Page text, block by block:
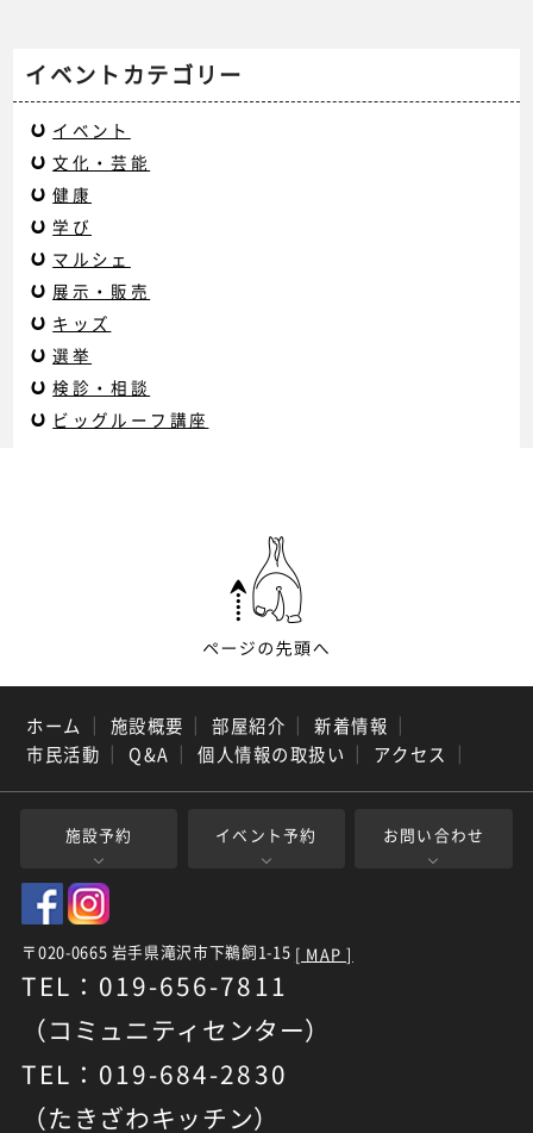
イベントカテゴリー
イベント
文化・芸能
健康
学び
マルシェ
展示・販売
キッズ
選挙
検診・相談
ビッグルーフ講座
ホーム ｜ 施設概要 ｜ 部屋紹介 ｜ 新着情報 ｜
市民活動 ｜ Q&A ｜ 個人情報の取扱い ｜ アクセス ｜
施設予約 イベント予約 お問い合わせ
〒020-0665 岩手県滝沢市下鵜飼1-15 [ MAP ]
TEL：019-656-7811
（コミュニティセンター）
TEL：019-684-2830
（たきざわキッチン）